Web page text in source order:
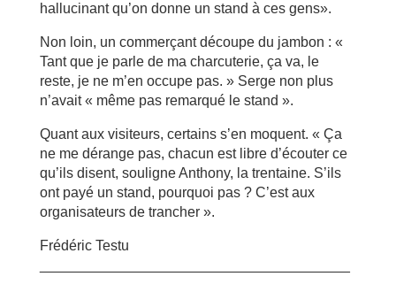
hallucinant qu’on donne un stand à ces gens».
Non loin, un commerçant découpe du jambon : «
Tant que je parle de ma charcuterie, ça va, le
reste, je ne m’en occupe pas. » Serge non plus
n’avait « même pas remarqué le stand ».
Quant aux visiteurs, certains s’en moquent. « Ça
ne me dérange pas, chacun est libre d’écouter ce
qu’ils disent, souligne Anthony, la trentaine. S’ils
ont payé un stand, pourquoi pas ? C’est aux
organisateurs de trancher ».
Frédéric Testu